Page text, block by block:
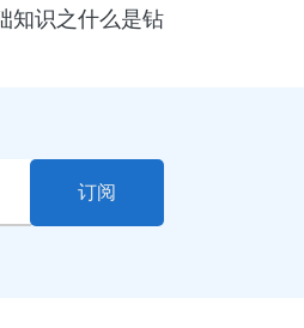
知识之什么是钻
订阅